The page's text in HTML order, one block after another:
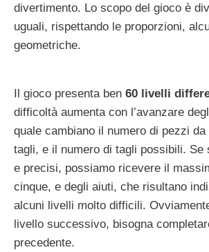
divertimento. Lo scopo del gioco è
uguali, rispettando le proporzioni,
geometriche.
Il gioco presenta ben 60 livelli
difficoltà aumenta con l’avanzare
quale cambiano il numero di pezzi
tagli, e il numero di tagli possibili. Se
e precisi, possiamo ricevere il
cinque, e degli aiuti, che risultano
alcuni livelli molto difficili.
livello successivo, bisogna
precedente.